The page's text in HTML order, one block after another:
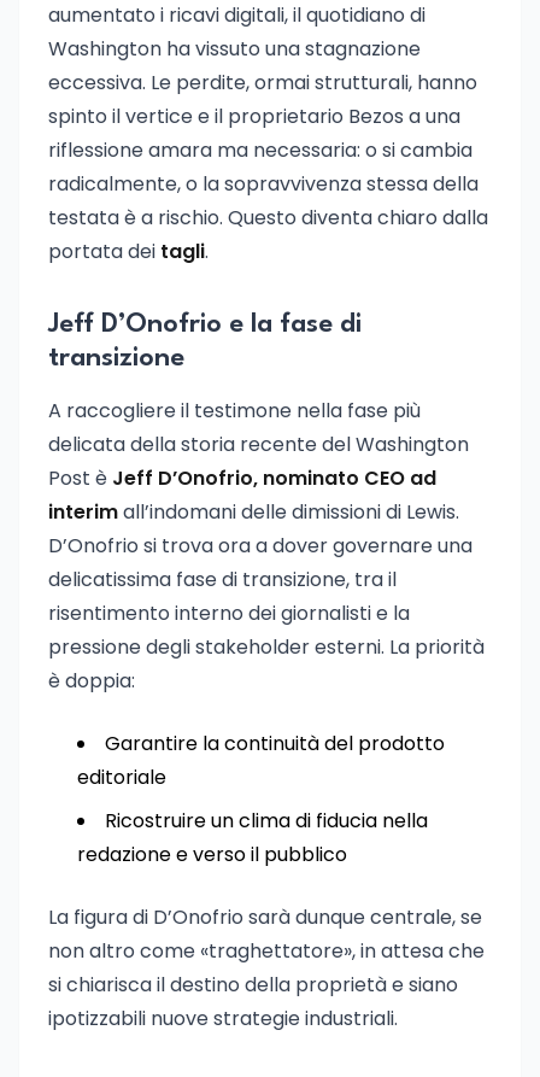
aumentato i ricavi digitali, il quotidiano di
Washington ha vissuto una stagnazione
eccessiva. Le perdite, ormai strutturali, hanno
spinto il vertice e il proprietario Bezos a una
riflessione amara ma necessaria: o si cambia
radicalmente, o la sopravvivenza stessa della
testata è a rischio. Questo diventa chiaro dalla
portata dei tagli.
Jeff D’Onofrio e la fase di
transizione
A raccogliere il testimone nella fase più
delicata della storia recente del Washington
Post è Jeff D’Onofrio, nominato CEO ad
interimall’indomani delle dimissioni di Lewis.
D’Onofrio si trova ora a dover governare una
delicatissima fase di transizione, tra il
risentimento interno dei giornalisti e la
pressione degli stakeholder esterni. La priorità
è doppia:
Garantire la continuità del prodotto
editoriale
Ricostruire un clima di fiducia nella
redazione e verso il pubblico
La figura di D’Onofrio sarà dunque centrale, se
non altro come «traghettatore», in attesa che
si chiarisca il destino della proprietà e siano
ipotizzabili nuove strategie industriali.